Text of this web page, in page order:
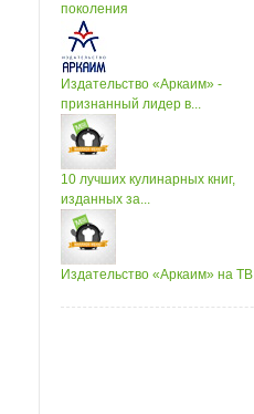
поколения
Издательство «Аркаим» -
признанный лидер в...
10 лучших кулинарных книг,
изданных за...
Издательство «Аркаим» на ТВ